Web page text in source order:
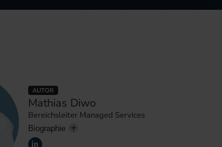
AUTOR
Mathias Diwo
Bereichsleiter Managed Services
Biographie